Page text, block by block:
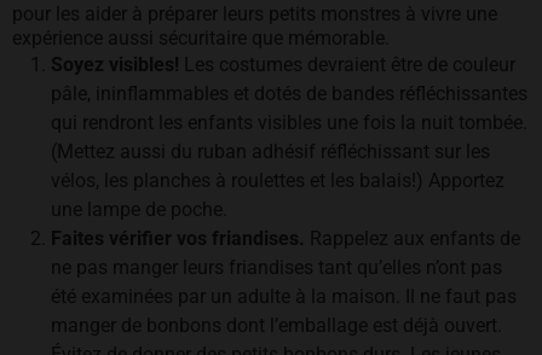
pour les aider à préparer leurs petits monstres à vivre une
expérience aussi sécuritaire que mémorable.
Soyez visibles! Les costumes devraient être de couleur
pâle, ininflammables et dotés de bandes réfléchissantes
qui rendront les enfants visibles une fois la nuit tombée.
(Mettez aussi du ruban adhésif réfléchissant sur les
vélos, les planches à roulettes et les balais!) Apportez
une lampe de poche.
Faites vérifier vos friandises. Rappelez aux enfants de
ne pas manger leurs friandises tant qu’elles n’ont pas
été examinées par un adulte à la maison. Il ne faut pas
manger de bonbons dont l’emballage est déjà ouvert.